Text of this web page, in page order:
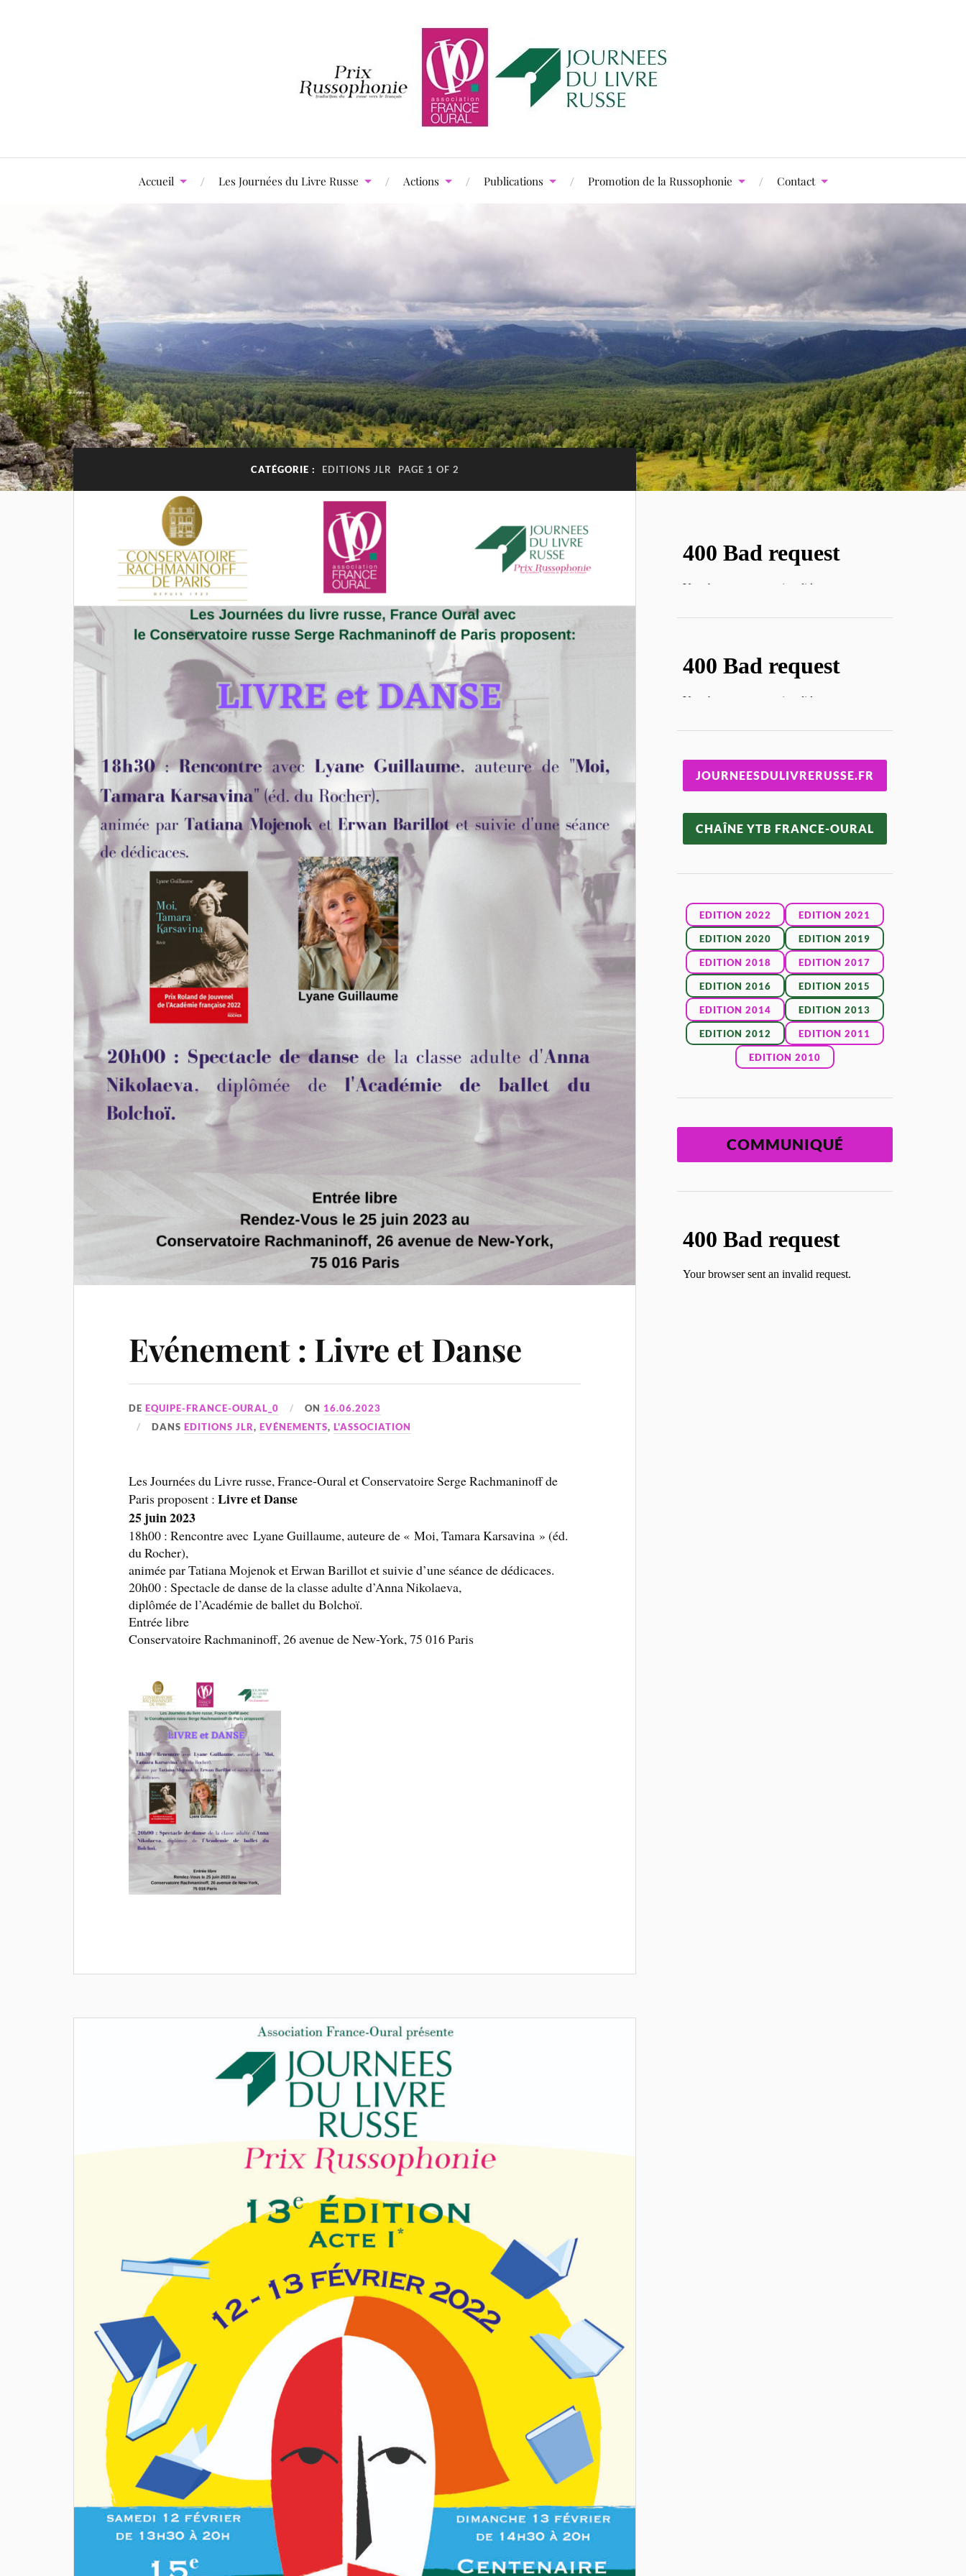
Accueil Les Journées du Livre Russe Actions Publications Promotion de la Russophonie Contact
CATÉGORIE : EDITIONS JLR PAGE 1 OF 2
Evénement : Livre et Danse
DEEQUIPE-FRANCE-OURAL_0 ON 16.06.2023
DANSEDITIONS JLR,EVÉNEMENTS,L'ASSOCIATION
Les Journées du Livre russe, France-Oural et Conservatoire Serge Rachmaninoff de
Paris proposent :Livre et Danse
25 juin 2023
18h00 : Rencontre avec Lyane Guillaume, auteure de « Moi, Tamara Karsavina » (éd.
du Rocher),
animée par Tatiana Mojenok et Erwan Barillot et suivie d’une séance de dédicaces.
20h00 : Spectacle de danse de la classe adulte d’Anna Nikolaeva,
diplômée de l’Académie de ballet du Bolchoï.
Entrée libre
Conservatoire Rachmaninoff, 26 avenue de New-York, 75 016 Paris
JOURNEESDULIVRERUSSE.FR
CHAÎNE YTB FRANCE-OURAL
EDITION 2022 EDITION 2021
EDITION 2020 EDITION 2019
EDITION 2018 EDITION 2017
EDITION 2016 EDITION 2015
EDITION 2014 EDITION 2013
EDITION 2012 EDITION 2011
EDITION 2010
COMMUNIQUÉ